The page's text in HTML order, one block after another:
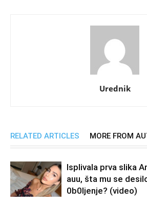
Urednik
RELATED ARTICLES MORE FROM
Isplivala prva slika
auu, šta mu se
0b0Ijenje? (video)